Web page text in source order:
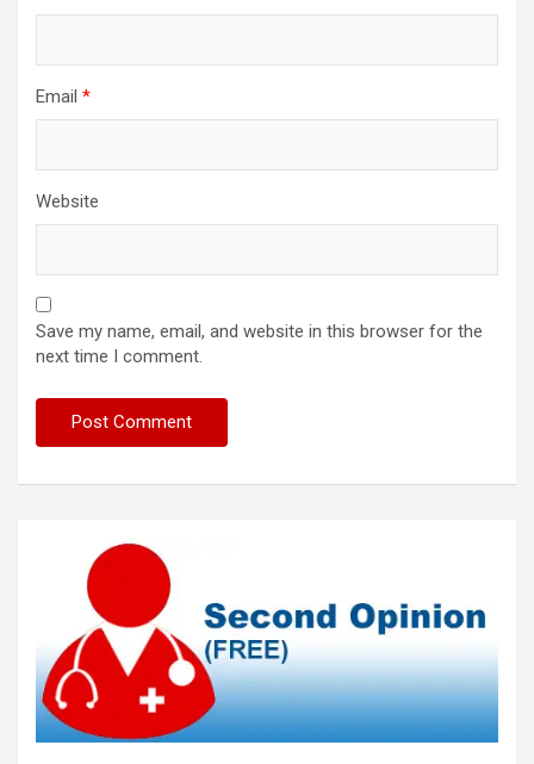
Email *
Website
Save my name, email, and website in this browser for the
next time I comment.